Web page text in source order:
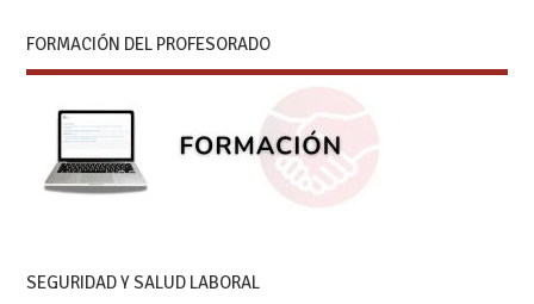
FORMACIÓN DEL PROFESORADO
SEGURIDAD Y SALUD LABORAL